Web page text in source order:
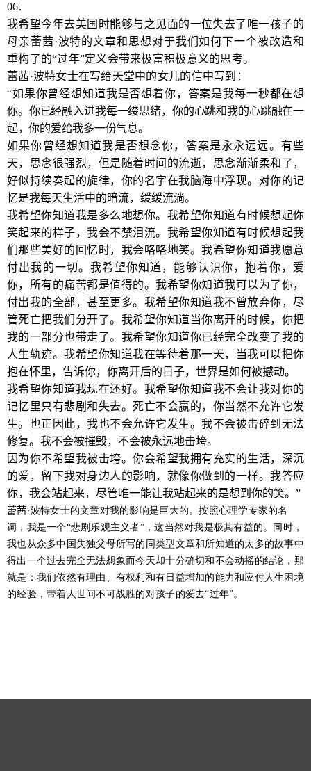
06.
我希望今年去美国时能够与之见面的一位失去了唯一孩子的
母亲蕾茜·波特的文章和思想对于我们如何下一个被改造和
重构了的“过年”定义会带来极富积极意义的思考。
蕾茜·波特女士在写给天堂中的女儿的信中写到：
“如果你曾经想知道我是否想着你，答案是我每一秒都在想
你。你已经融入进我每一缕思绪，你的心跳和我的心跳融在一
起，你的爱给我多一份气息。
如果你曾经想知道我是否想念你，答案是永永远远。有些
天，思念很强烈，但是随着时间的流逝，思念渐渐柔和了，
好似持续奏起的旋律，你的名字在我脑海中浮现。对你的记
忆是我每天生活中的暗流，缓缓流淌。
我希望你知道我是多么地想你。我希望你知道有时候想起你
笑起来的样子，我会不禁泪流。我希望你知道有时候想起我
们那些美好的回忆时，我会咯咯地笑。我希望你知道我愿意
付出我的一切。我希望你知道，能够认识你，抱着你，爱
你，所有的痛苦都是值得的。我希望你知道我可以为了你，
付出我的全部，甚至更多。我希望你知道我不曾放弃你，尽
管死亡把我们分开了。我希望你知道当你离开的时候，你把
我的一部分也带走了。我希望你知道你已经完全改变了我的
人生轨迹。我希望你知道我在等待着那一天，当我可以把你
抱在怀里，告诉你，你离开后的日子，世界是如何被撼动。
我希望你知道我现在还好。我希望你知道我不会让我对你的
记忆里只有悲剧和失去。死亡不会赢的，你当然不允许它发
生。也正因此，我也不会允许它发生。我不会被击碎到无法
修复。我不会被摧毁，不会被永远地击垮。
因为你不希望我被击垮。你会希望我拥有充实的生活，深沉
的爱，留下我对身边人的影响，就像你做到的一样。我答应
你，我会站起来，尽管唯一能让我站起来的是想到你的笑。”
蕾茜·波特女士的文章对我的影响是巨大的。按照心理学专家的名
词，我是一个“悲剧乐观主义者”，这当然对我是极其有益的。同时，
我也从众多中国失独父母所写的同类型文章和所知道的太多的故事中
得出一个过去完全无法想象而今天却十分确切和不会动摇的结论，那
就是：我们依然有理由、有权利和有日益增加的能力和应付人生困境
的经验，带着人世间不可战胜的对孩子的爱去“过年”。